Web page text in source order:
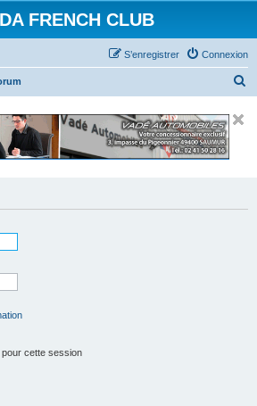
FRENCH CLUB
Connexion
S’enregistrer
c
cette session